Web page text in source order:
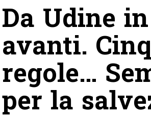
Da Udine in
avanti.
regole…
per la